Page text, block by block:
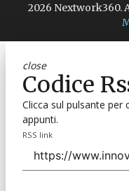
2026 Nextwork360.
close
Codice
Clicca sul pulsante per
appunti.
RSS link